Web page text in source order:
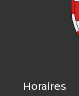
Horaires